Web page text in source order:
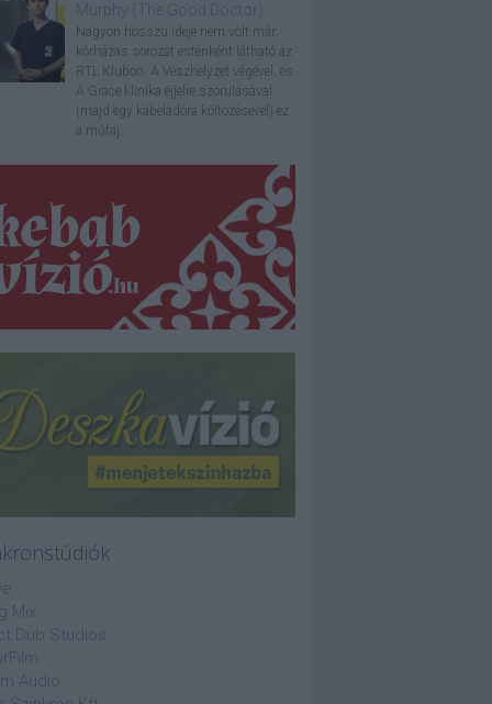
Murphy (The Good Doctor)
Nagyon hosszú ideje nem volt már
kórházas sorozat esténként látható az
RTL Klubon. A Vészhelyzet végével, és
A Grace klinika éjjelre szorulásával
(majd egy kábeladóra költözésével) ez
a műfaj...
Mix
Dub Studios
Audio